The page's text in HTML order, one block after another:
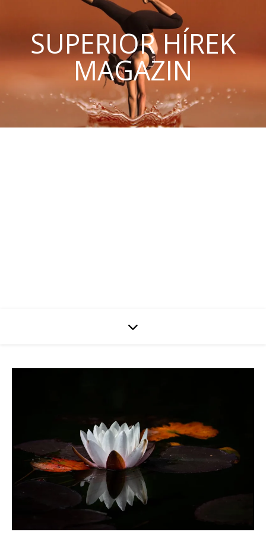
SUPERIOR HÍREK
MAGAZIN